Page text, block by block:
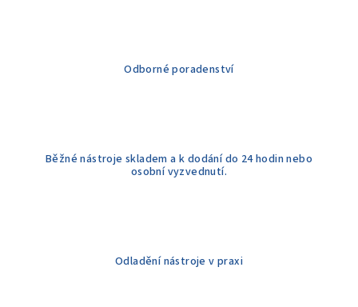
Odborné poradenství
Běžné nástroje skladem a k dodání do 24 hodin nebo
osobní vyzvednutí.
Odladění nástroje v praxi